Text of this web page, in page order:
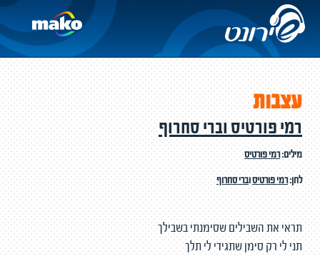
עצבות
רמי פורטיס וברי סחרוף
מילים:רמי פורטיס
לחן:רמי פורטיסוברי סחרוף
תראי את השבילים שסימנתי בשבילך
תני לי רק סימן שתגידי לי תלך